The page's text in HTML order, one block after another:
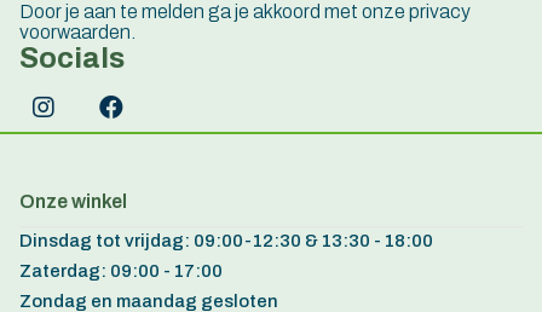
Door je aan te melden ga je akkoord met onze privacy
voorwaarden.
Socials
Onze winkel
Dinsdag tot vrijdag: 09:00-12:30 & 13:30 - 18:00
Zaterdag: 09:00 - 17:00
Zondag en maandag gesloten